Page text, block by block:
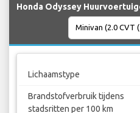
Honda Odyssey
Lichaamstype
Brandstofverbruik tijdens
stadsritten per 100 km